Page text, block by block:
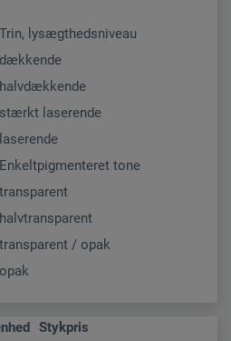
Trin, lysægthedsniveau
dækkende
halvdækkende
stærkt laserende
laserende
Enkeltpigmenteret tone
transparent
halvtransparent
transparent / opak
opak
Stykpris